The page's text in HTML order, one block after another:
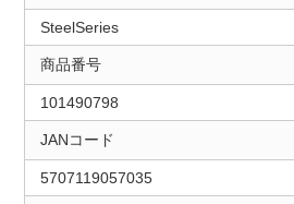
SteelSeries
商品番号
101490798
JANコード
5707119057035